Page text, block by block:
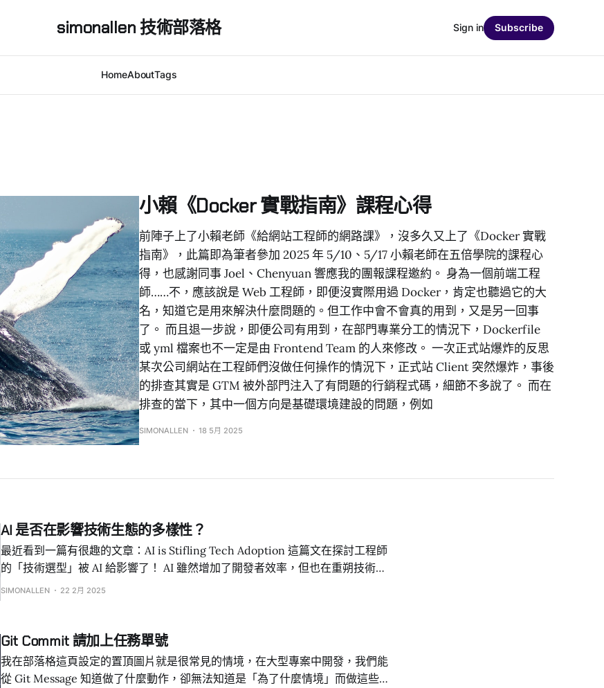
simonallen 技術部落格
HomeAboutTags
Sign in Subscribe
小賴《Docker 實戰指南》課程心得
前陣子上了小賴老師《給網站工程師的網路課》，沒多久又上了《Docker 實戰
指南》，此篇即為筆者參加 2025 年 5/10、5/17 小賴老師在五倍學院的課程心
得，也感謝同事 Joel、Chenyuan 響應我的團報課程邀約。 身為一個前端工程
師……不，應該說是 Web 工程師，即便沒實際用過 Docker，肯定也聽過它的大
名，知道它是用來解決什麼問題的。但工作中會不會真的用到，又是另一回事
了。 而且退一步說，即便公司有用到，在部門專業分工的情況下，Dockerfile
或 yml 檔案也不一定是由 Frontend Team 的人來修改。 一次正式站爆炸的反思
某次公司網站在工程師們沒做任何操作的情況下，正式站 Client 突然爆炸，事後
的排查其實是 GTM 被外部門注入了有問題的行銷程式碼，細節不多說了。 而在
排查的當下，其中一個方向是基礎環境建設的問題，例如
SIMONALLEN 18 5月 2025
AI 是否在影響技術生態的多樣性？
最近看到一篇有很趣的文章：AI is Stifling Tech Adoption 這篇文在探討工程師
的「技術選型」被 AI 給影響了！ AI 雖然增加了開發者效率，但也在重朔技術的
發展(和開發者的技術選型)，原因是 AI 訓練數據的時間性問題，還有其技術偏
的資訊，這可能讓 Jr 開發者較難採用新技術，而是習慣性地使用 AI 熟知的版
本。 AI is Stifling Tech AdoptionAI coding assistants are React
evangelists.Vale.RocksDeclan Chidlow 並且 AI 有預設「技術偏好」，像是
SIMONALLEN 22 2月 2025
Git Commit 請加上任務單號
我在部落格這頁設定的置頂圖片就是很常見的情境，在大型專案中開發，我們能
從 Git Message 知道做了什麼動作，卻無法知道是「為了什麼情境」而做這些